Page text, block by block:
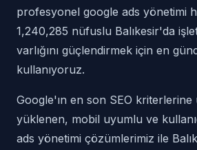
profesyonel google ads yönetimi
1,240,285 nüfuslu Balıkesir'da
varlığını güçlendirmek için en
kullanıyoruz.
Google'ın en son SEO kriterlerine
yüklenen, mobil uyumlu ve
ads yönetimi çözümlerimiz ile